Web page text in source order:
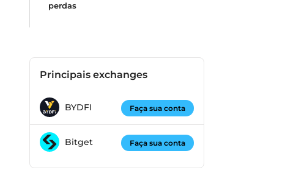
perdas
Principais exchanges
BYDFI Faça sua conta
Bitget Faça sua conta